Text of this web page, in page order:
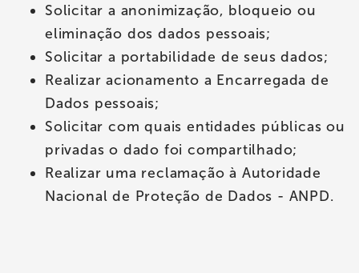
Solicitar a anonimização, bloqueio ou
eliminação dos dados pessoais;
Solicitar a portabilidade de seus dados;
Realizar acionamento a Encarregada de
Dados pessoais;
Solicitar com quais entidades públicas ou
privadas o dado foi compartilhado;
Realizar uma reclamação à Autoridade
Nacional de Proteção de Dados - ANPD.